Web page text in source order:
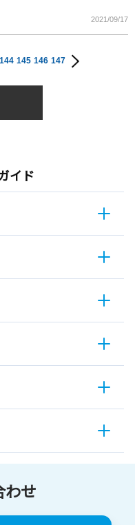
2021/09/17
144 145 146 147
イド
わせ